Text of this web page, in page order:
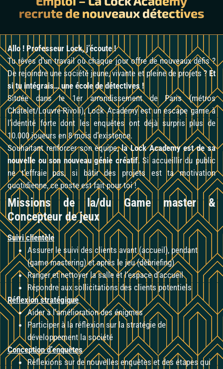
recrute de nouveaux détectives
Allo ! Professeur Lock, j’écoute !
Tu rêves d’un travail où chaque jour offre de nouveaux défis ?
De rejoindre une société jeune, vivante et pleine de projets ? Et
si tu intégrais… une école de détectives !
Située dans le 1er arrondissement de Paris (métros
Châtelet/Louvre-Rivoli), Lock Academy est un escape game à
l’identité forte dont les enquêtes ont déjà surpris plus de
10.000 joueurs en 8 mois d’existence.
Souhaitant renforcer son équipe,la Lock Academy est de sa
nouvelle ou son nouveau génie créatif. Si accueillir du public
ne t’effraie pas, si bâtir des projets est ta motivation
quotidienne, ce poste est fait pour toi !
Missions de la/du Game master &
Concepteur de jeux
Suivi clientèle
Assurer le suivi des clients avant (accueil), pendant
(game mastering) et après le jeu (débriefing)
Ranger et nettoyer la salle et l’espace d’accueil
Répondre aux sollicitations des clients potentiels
Réflexion stratégique
Aider à l’amélioration des énigmes
Participer à la réflexion sur la stratégie de
développement la société
Conception d’enquêtes
Réflexions sur de nouvelles enquêtes et des étapes qui